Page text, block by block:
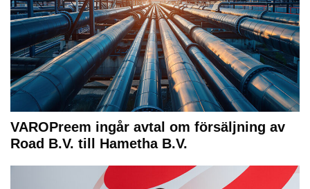
VAROPreem ingår avtal om försäljning av
Road B.V. till Hametha B.V.